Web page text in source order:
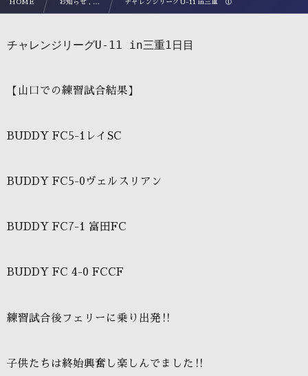
HOME お知らせ , … チャレンジリーグU-11 in三重 ①
チャレンジリーグU-11 in三重1日目
【山口での練習試合結果】
BUDDY FC5-1 レイ SC
BUDDY FC5-0ヴェルスリアン
BUDDY FC7-1 富田FC
BUDDY FC 4-0 FCCF
練習試合後フェリーに乗り出発‼️
子供たちは終始興奮し楽しんでました‼️